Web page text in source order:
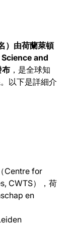
）由荷蘭萊頓
and
，是全球知
以下是詳細介
Centre for
CWTS），荷
en